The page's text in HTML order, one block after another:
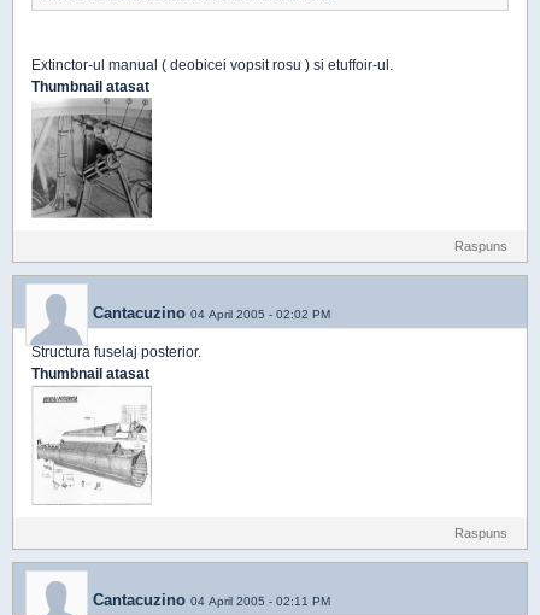
Extinctor-ul manual ( deobicei vopsit rosu ) si etuffoir-ul.
Thumbnail atasat
Raspuns
Cantacuzino 04 April 2005 - 02:02 PM
Structura fuselaj posterior.
Thumbnail atasat
Raspuns
Cantacuzino 04 April 2005 - 02:11 PM